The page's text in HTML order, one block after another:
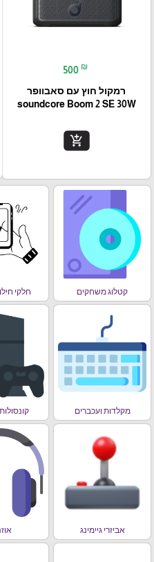
500 ₪
רמקול חוץ עם סאבוופר
soundcore Boom 2 SE 30W
add_shopping_cart
קטלוג משחקים חלקי
מקלדות ועכברים
אביזרי גיימינג